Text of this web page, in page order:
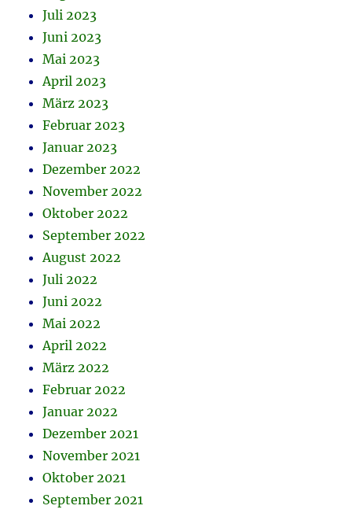
Juli 2023
Juni 2023
Mai 2023
April 2023
März 2023
Februar 2023
Januar 2023
Dezember 2022
November 2022
Oktober 2022
September 2022
August 2022
Juli 2022
Juni 2022
Mai 2022
April 2022
März 2022
Februar 2022
Januar 2022
Dezember 2021
November 2021
Oktober 2021
September 2021